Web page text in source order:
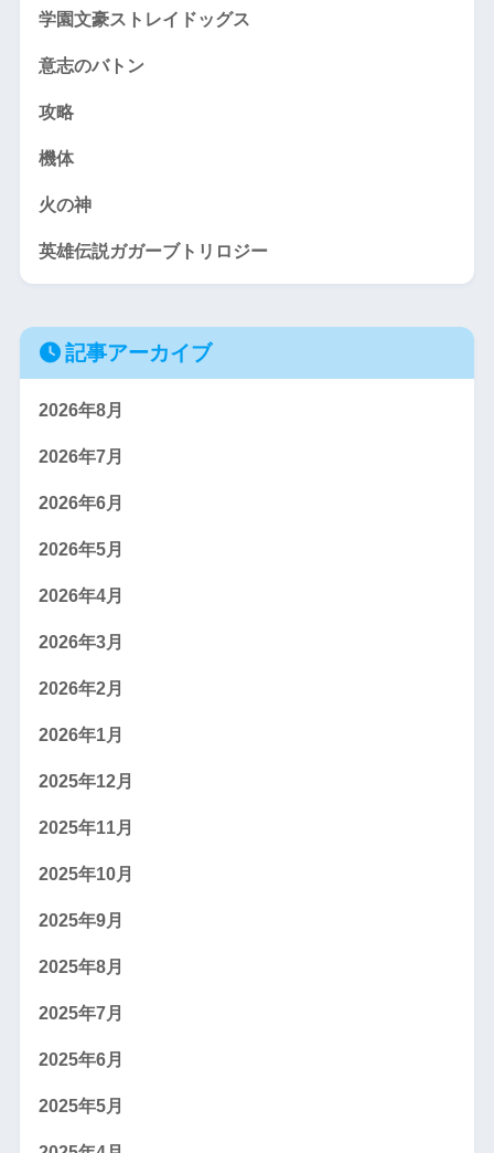
学園文豪ストレイドッグス
意志のバトン
攻略
機体
火の神
英雄伝説ガガーブトリロジー
記事アーカイブ
2026年8月
2026年7月
2026年6月
2026年5月
2026年4月
2026年3月
2026年2月
2026年1月
2025年12月
2025年11月
2025年10月
2025年9月
2025年8月
2025年7月
2025年6月
2025年5月